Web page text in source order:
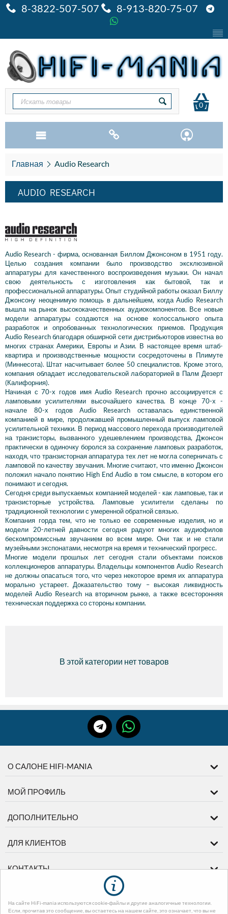
На сайте HiFi-mania используются cookie-файлы и другие аналогичные технологии.
Если, прочитав это сообщение, вы остаетесь на нашем сайте, это означает, что вы не
8-3822-507-507 8-913-820-75-07
0
Главная Audio Research
AUDIO RESEARCH
Audio Research - фирма, основанная Биллом Джонсоном в 1951 году.
Целью создания компании было производство эксклюзивной
аппаратуры для качественного воспроизведения музыки. Он начал
свою деятельность с изготовления как бытовой, так и
профессиональной аппаратуры. Опыт студийной работы оказал Биллу
Джонсону неоценимую помощь в дальнейшем, когда Audio Research
вышла на рынок высококачественных аудиокомпонентов. Все новые
модели аппаратуры создаются на основе колоссального опыта
разработок и опробованных технологических приемов. Продукция
Audio Research благодаря обширной сети дистрибьюторов известна во
многих странах Америки, Европы и Азии. В настоящее время штаб-
квартира и производственные мощности сосредоточены в Плимуте
(Миннесота). Штат насчитывает более 50 специалистов. Кроме этого,
компания обладает исследовательской лабораторией в Палм Дезерт
(Калифорния).
Начиная с 70-х годов имя Audio Research прочно ассоциируется с
ламповыми усилителями высочайшего качества. В конце 70-х -
начале 80-х годов Audio Research оставалась единственной
компанией в мире, продолжавшей промышленный выпуск ламповой
усилительной техники. В период массового перехода производителей
на транзисторы, вызванного удешевлением производства, Джонсон
практически в одиночку боролся за сохранение ламповых разработок,
находя, что транзисторная аппаратура тех лет не могла соперничать с
ламповой по качеству звучания. Многие считают, что именно Джонсон
положил начало понятию High End Audio в том смысле, в котором его
понимают и сегодня.
Сегодня среди выпускаемых компанией моделей - как ламповые, так и
транзисторные устройства. Ламповые усилители сделаны по
традиционной технологии с умеренной обратной связью.
Компания горда тем, что не только ее современные изделия, но и
модели 20-летней давности сегодня радуют многих аудиофилов
бескомпромиссным звучанием во всем мире. Они так и не стали
музейными экспонатами, несмотря на время и технический прогресс.
Многие модели прошлых лет сегодня стали объектами поисков
коллекционеров аппаратуры. Владельцы компонентов Audio Research
не должны опасаться того, что через некоторое время их аппаратура
морально устареет. Доказательство тому – высокая ликвидность
моделей Audio Research на вторичном рынке, а также всесторонняя
техническая поддержка со стороны компании.
В этой категории нет товаров
О САЛОНЕ HIFI-MANIA
МОЙ ПРОФИЛЬ
ДОПОЛНИТЕЛЬНО
ДЛЯ КЛИЕНТОВ
КОНТАКТЫ
© 2003-2026 диМЕДИА. На базеCS-Cart - Платформа для интернет-